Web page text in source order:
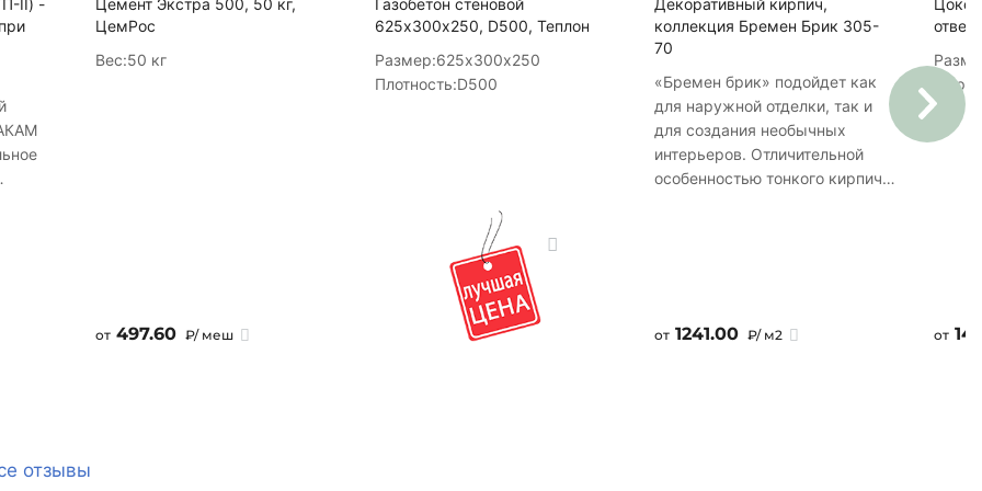
антик
19
II) -
Цемент Экстра 500, 50 кг,
ЦемРос
Вес:50 кг
от 497.60 ₽/ меш
Газобетон стеновой
625х300х250, D500, Теплон
Размер:625х300х250
Плотность:D500
Декоративный кирпич,
коллекция Бремен Брик 305-
70
«Бремен брик» подойдет как
для наружной отделки, так и
для создания необычных
интерьеров. Отличительной
особенностью тонкого кирпича
материалах и на официальном
сайте передан со степенью
от 1241.00 ₽/ м2 от
отзывы